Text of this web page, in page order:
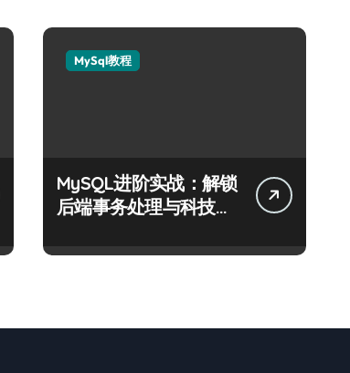
MySql教程
MySQL进阶实战：解锁
后端事务处理与科技性